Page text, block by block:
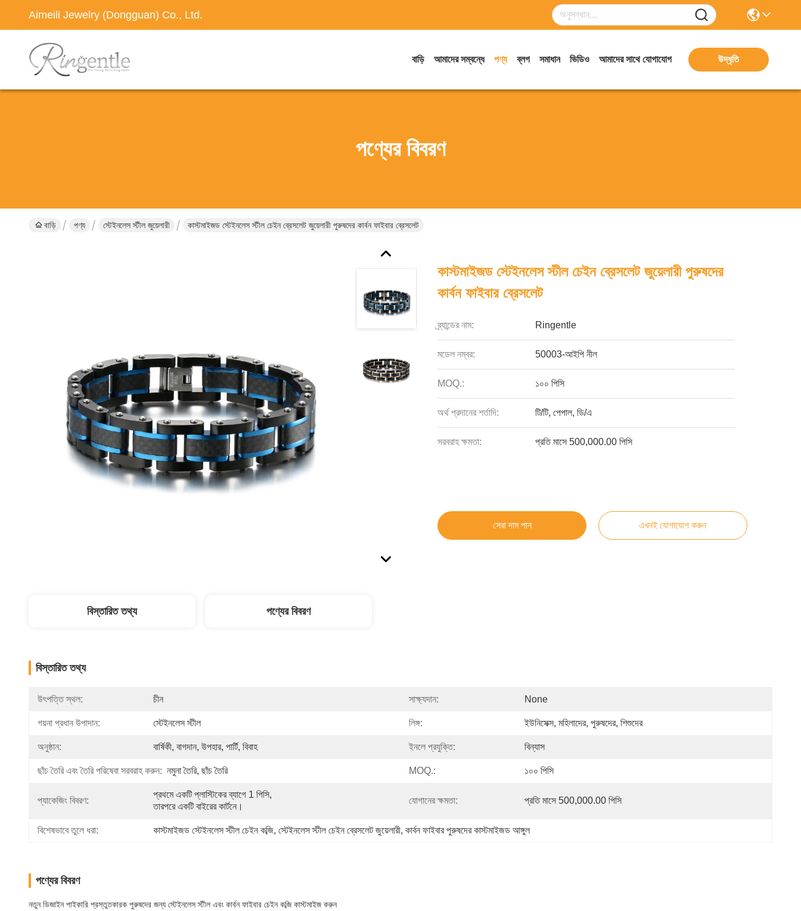
Aimeili Jewelry (Dongguan) Co., Ltd.
বাড়ি আমাদের সম্বন্ধে পণ্য ব্লগ সমাধান ভিডিও আমাদের সাথে যোগাযোগ উদ্ধৃতি
পণ্যের বিবরণ
বাড়ি পণ্য স্টেইনলেস স্টীল জুয়েলারী কাস্টমাইজড স্টেইনলেস স্টীল চেইন ব্রেসলেট জুয়েলারী পুরুষদের কার্বন ফাইবার ব্রেসলেট
কাস্টমাইজড স্টেইনলেস স্টীল চেইন ব্রেসলেট জুয়েলারী পুরুষদের
কার্বন ফাইবার ব্রেসলেট
ব্র্যান্ডের নাম: Ringentle
মডেল নম্বর: 50003-আইপি নীল
MOQ.: ১০০ পিসি
অর্থ প্রদানের শর্তাদি: টি/টি, পেপাল, ডি/এ
সরবরাহ ক্ষমতা: প্রতি মাসে 500,000.00 পিসি
সেরা দাম পান এখনই যোগাযোগ করুন
বিস্তারিত তথ্য পণ্যের বিবরণ
বিস্তারিত তথ্য
উৎপত্তি স্থল: চীন সাক্ষ্যদান: None
গয়না প্রধান উপাদান: স্টেইনলেস স্টীল লিঙ্গ: ইউনিসেক্স, মহিলাদের, পুরুষদের, শিশুদের
অনুষ্ঠান: বার্ষিকী, বাগদান, উপহার, পার্টি, বিবাহ ইনলে প্রযুক্তি: বিন্যাস
ছাঁচ তৈরি এবং তৈরি পরিষেবা সরবরাহ করুন: নমুনা তৈরি, ছাঁচ তৈরি MOQ.: ১০০ পিসি
প্যাকেজিং বিবরণ:
প্রথমে একটি প্লাস্টিকের ব্যাগে 1 পিসি,
তারপরে একটি বাইরের কার্টনে।
যোগানের ক্ষমতা: প্রতি মাসে 500,000.00 পিসি
বিশেষভাবে তুলে ধরা: কাস্টমাইজড স্টেইনলেস স্টীল চেইন কব্জি, স্টেইনলেস স্টীল চেইন ব্রেসলেট জুয়েলারী, কার্বন ফাইবার পুরুষদের কাস্টমাইজড আঙ্গুল
পণ্যের বিবরণ
নতুন ডিজাইন পাইকারি প্রস্তুতকারক পুরুষদের জন্য স্টেইনলেস স্টীল এবং কার্বন ফাইবার চেইন কব্জি কাস্টমাইজ করুন